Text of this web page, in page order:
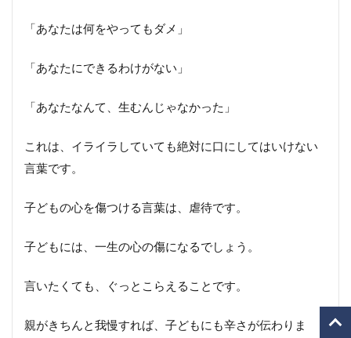
「あなたは何をやってもダメ」
「あなたにできるわけがない」
「あなたなんて、生むんじゃなかった」
これは、イライラしていても絶対に口にしてはいけない
言葉です。
子どもの心を傷つける言葉は、虐待です。
子どもには、一生の心の傷になるでしょう。
言いたくても、ぐっとこらえることです。
親がきちんと我慢すれば、子どもにも辛さが伝わりま